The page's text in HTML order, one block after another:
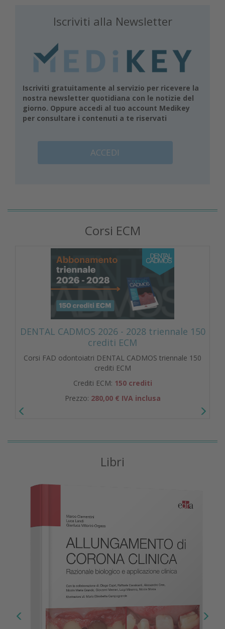
Iscriviti alla Newsletter
Iscriviti gratuitamente al servizio per ricevere la
nostra newsletter quotidiana con le notizie del
giorno. Oppure accedi al tuo account Medikey
per consultare i contenuti a te riservati
ACCEDI
Corsi ECM
DENTAL CADMOS 2026 - 2028 triennale 150
crediti ECM
Corsi FAD odontoiatri DENTAL CADMOS triennale 150
crediti ECM
Crediti ECM: 150 crediti
Prezzo: 280,00 € IVA inclusa
Libri